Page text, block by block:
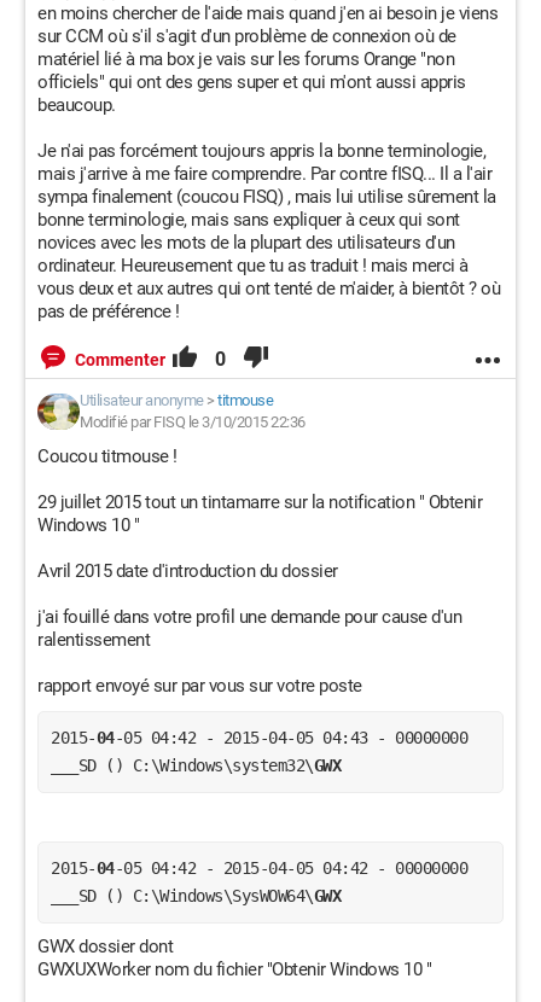
en moins chercher de l'aide mais quand j'en ai besoin je viens
sur CCM où s'il s'agit d'un problème de connexion où de
matériel lié à ma box je vais sur les forums Orange "non
officiels" qui ont des gens super et qui m'ont aussi appris
beaucoup.
Je n'ai pas forcément toujours appris la bonne terminologie,
mais j'arrive à me faire comprendre. Par contre fISQ... Il a l'air
sympa finalement (coucou FISQ) , mais lui utilise sûrement la
bonne terminologie, mais sans expliquer à ceux qui sont
novices avec les mots de la plupart des utilisateurs d'un
ordinateur. Heureusement que tu as traduit ! mais merci à
vous deux et aux autres qui ont tenté de m'aider, à bientôt ? où
pas de préférence !
Commenter 0
Utilisateur anonyme> titmouse
Modifié par FISQ le 3/10/2015 22:36
Coucou titmouse !
29 juillet 2015 tout un tintamarre sur la notification " Obtenir
Windows 10 "
Avril 2015 date d'introduction du dossier
j'ai fouillé dans votre profil une demande pour cause d'un
ralentissement
rapport envoyé sur par vous sur votre poste
2015-04-05 04:42 - 2015-04-05 04:43 - 00000000
___SD () C:\Windows\system32\GWX
2015-04-05 04:42 - 2015-04-05 04:42 - 00000000
___SD () C:\Windows\SysWOW64\GWX
GWX dossier dont
GWXUXWorker nom du fichier "Obtenir Windows 10 "